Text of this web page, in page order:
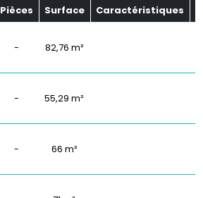
Pièces Surface Caractéristiques
- 82,76 m²
- 55,29 m²
- 66 m²